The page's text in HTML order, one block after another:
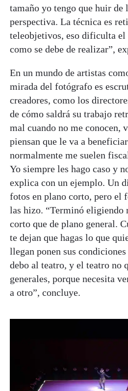
tamaño yo tengo que huir de
perspectiva. La técnica es
teleobjetivos, eso dificulta el
como se debe de realizar”,
En un mundo de artistas
mirada del fotógrafo es
creadores, como los
de cómo saldrá su trabajo
mal cuando no me conocen,
piensan que le va a
normalmente me suelen
Yo siempre les hago caso y
explica con un ejemplo. Un
fotos en plano corto, pero el
las hizo. “Terminó eligiendo
corto que de plano general.
te dejan que hagas lo que
llegan ponen sus
debo al teatro, y el teatro no
generales, porque necesita
a otro”, concluye.